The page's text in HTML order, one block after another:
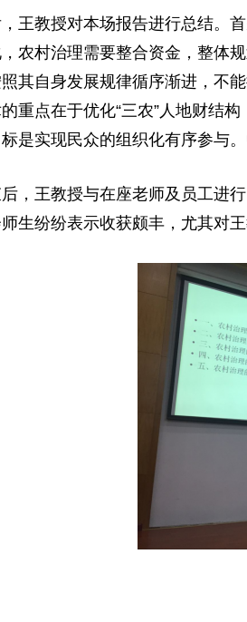
王教授对本场报告进行总结。
农村治理需要整合资金，整体
其自身发展规律循序渐进，不
重点在于优化“三农”人地财结
是实现民众的组织化有序参与
，王教授与在座老师及员工进
生纷纷表示收获颇丰，尤其对